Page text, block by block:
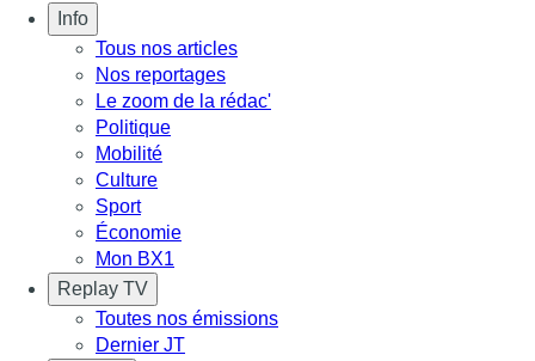
Info
Tous nos articles
Nos reportages
Le zoom de la rédac'
Politique
Mobilité
Culture
Sport
Économie
Mon BX1
Replay TV
Toutes nos émissions
Dernier JT